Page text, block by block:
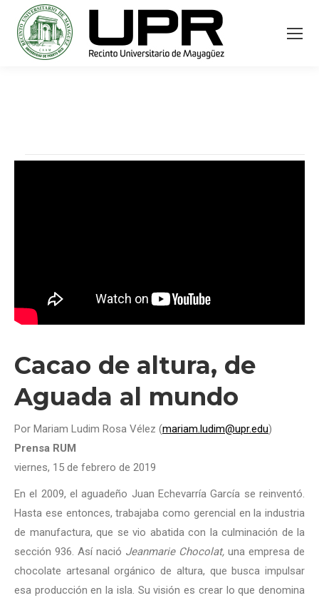
Cacao de altura, de
Aguada al mundo
Por Mariam Ludim Rosa Vélez (mariam.ludim@upr.edu)
Prensa RUM
viernes, 15 de febrero de 2019
En el 2009, el aguadeño Juan Echevarría García se reinventó.
Hasta ese entonces, trabajaba como gerencial en la industria
de manufactura, que se vio abatida con la culminación de la
sección 936. Así nació Jeanmarie Chocolat, una empresa de
chocolate artesanal orgánico de altura, que busca impulsar
esa producción en la isla. Su visión es crear lo que denomina